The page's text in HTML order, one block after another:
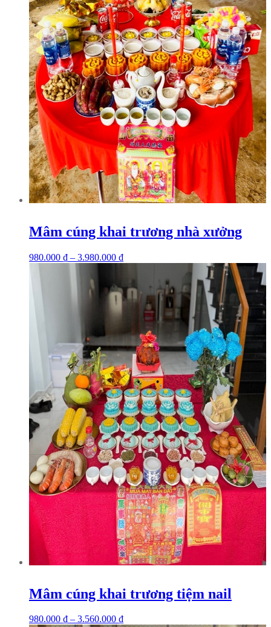
Mâm cúng khai trương nhà xưởng
980.000 ₫ – 3.980.000 ₫
Mâm cúng khai trương tiệm nail
980.000 ₫ – 3.560.000 ₫